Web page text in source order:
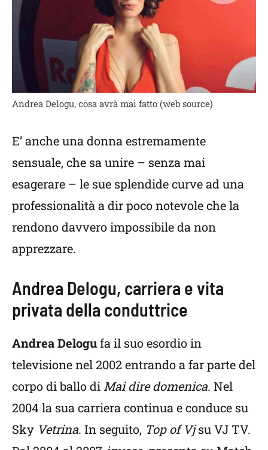
Andrea Delogu, cosa avrà mai fatto (web source)
E’ anche una donna estremamente
sensuale, che sa unire – senza mai
esagerare – le sue splendide curve ad una
professionalità a dir poco notevole che la
rendono davvero impossibile da non
apprezzare.
Andrea Delogu, carriera e vita
privata della conduttrice
Andrea Delogufa il suo esordio in
televisione nel 2002 entrando a far parte del
corpo di ballo di Mai dire domenica. Nel
2004 la sua carriera continua e conduce su
Sky Vetrina. In seguito, Top of Vjsu VJ TV.